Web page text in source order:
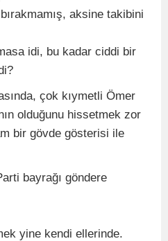
aksine takibini
idi, bu kadar ciddi bir
çok kıymetli Ömer
olduğunu hissetmek zor
bir gövde gösterisi ile
bayrağı göndere
yine kendi ellerinde.